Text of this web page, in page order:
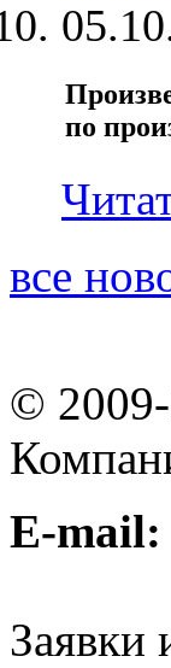
по
все
©
E-mail:
Заявки